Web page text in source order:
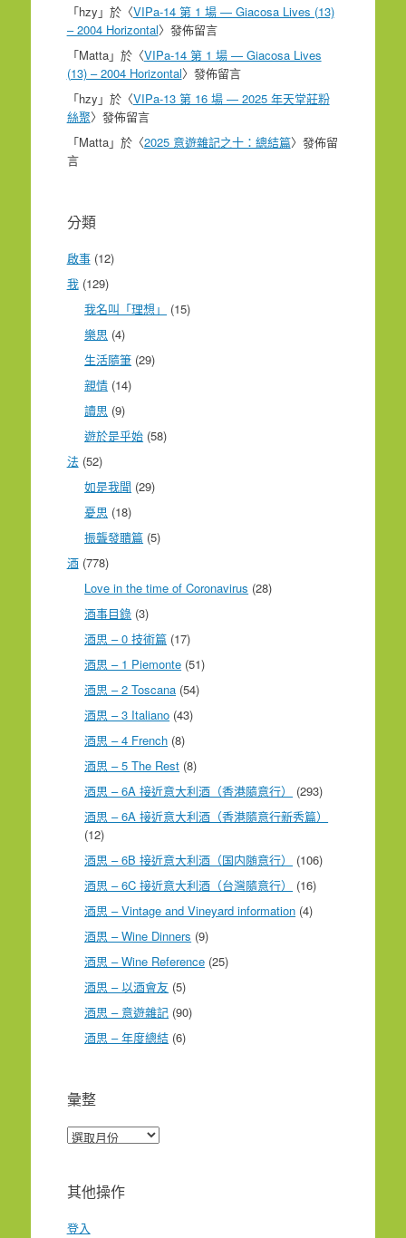
「hzy 」於〈VIPa-14 第 1 場 — Giacosa Lives (13)
– 2004 Horizontal〉發佈留言
「Matta」於〈VIPa-14 第 1 場 — Giacosa Lives
(13) – 2004 Horizontal〉發佈留言
「hzy 」於〈VIPa-13 第 16 場 — 2025 年天堂莊粉
絲聚〉發佈留言
「Matta」於〈2025 意遊雜記之十：總結篇〉發佈留
言
分類
啟事(12)
我(129)
我名叫「理想」
(15)
樂思 (4)
生活隨筆 (29)
親情 (14)
讀思 (9)
遊於是乎始 (58)
法(52)
如是我聞 (29)
憂思 (18)
振聾發聵篇 (5)
酒(778)
Love in the time of Coronavirus (28)
酒事目錄 (3)
酒思 – 0 技術篇 (17)
酒思 – 1 Piemonte (51)
酒思 – 2 Toscana (54)
酒思 – 3 Italiano (43)
酒思 – 4 French (8)
酒思 – 5 The Rest (8)
酒思 – 6A 接近意大利酒（香港隨意行）
(293)
酒思 – 6A 接近意大利酒（香港隨意行新秀篇）
(12)
酒思 – 6B 接近意大利酒（国内随意行）
(106)
酒思 – 6C 接近意大利酒（台灣隨意行）
(16)
酒思 – Vintage and Vineyard information (4)
酒思 – Wine Dinners (9)
酒思 – Wine Reference (25)
酒思 – 以酒會友 (5)
酒思 – 意遊雜記 (90)
酒思 – 年度總結 (6)
彙整
彙
其他操作
登入